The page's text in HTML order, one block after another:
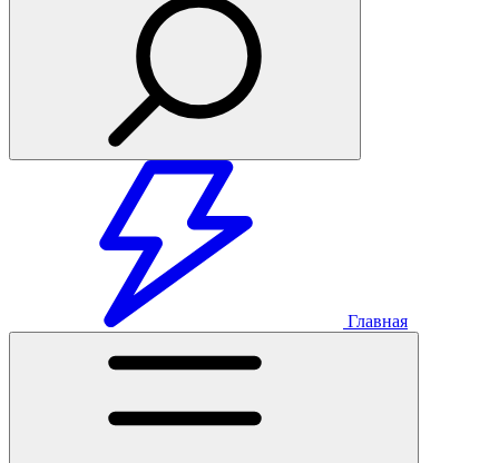
Главная